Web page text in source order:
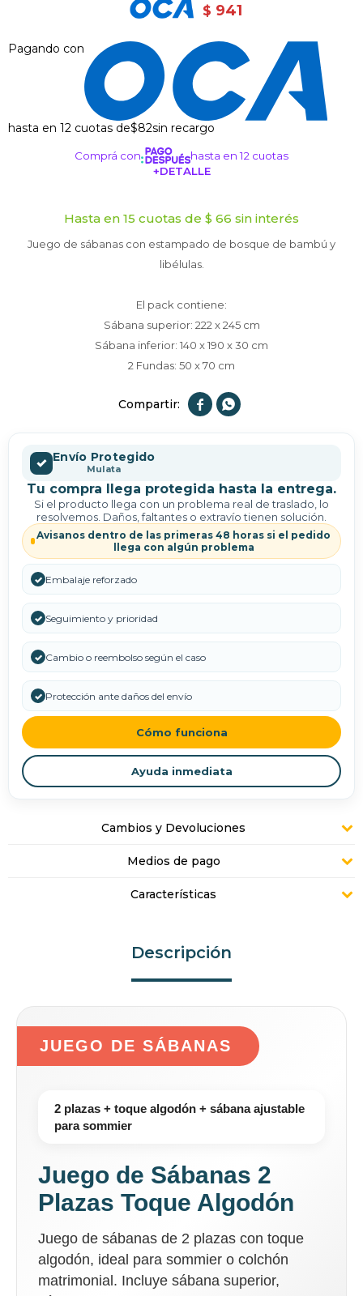
$ 941
Pagando con
hasta en 12 cuotas de$82sin recargo
Comprá con
hasta en 12 cuotas
+DETALLE
Hasta en 15 cuotas de $ 66 sin interés
Juego de sábanas con estampado de bosque de bambú y
libélulas.
El pack contiene:
Sábana superior: 222 x 245 cm
Sábana inferior: 140 x 190 x 30 cm
2 Fundas: 50 x 70 cm
 
✓ Envío Protegido
Mulata
Tu compra llega protegida hasta la entrega.
Si el producto llega con un problema real de traslado, lo
resolvemos. Daños, faltantes o extravío tienen solución.
Avisanos dentro de las primeras 48 horas si el pedido
llega con algún problema
✓ Embalaje reforzado
✓ Seguimiento y prioridad
✓ Cambio o reembolso según el caso
✓ Protección ante daños del envío
Cómo funciona
Ayuda inmediata
Cambios y Devoluciones
Medios de pago
Características
Descripción
JUEGO DE SÁBANAS
2 plazas + toque algodón + sábana ajustable
para sommier
Juego de Sábanas 2
Plazas Toque Algodón
Juego de sábanas de 2 plazas con toque
algodón, ideal para sommier o colchón
matrimonial. Incluye sábana superior,